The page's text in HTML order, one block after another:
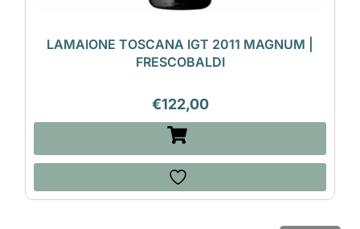
LAMAIONE TOSCANA IGT 2011 MAGNUM |
FRESCOBALDI
€122,00